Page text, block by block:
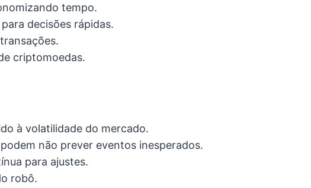
tempo.
decisões rápidas.
criptomoedas.
à volatilidade do mercado.
não prever eventos inesperados.
para ajustes.
robô.